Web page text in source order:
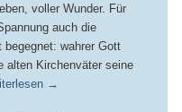
voller Wunder. Für
auch die
wahrer Gott
alten Kirchenväter seine
→